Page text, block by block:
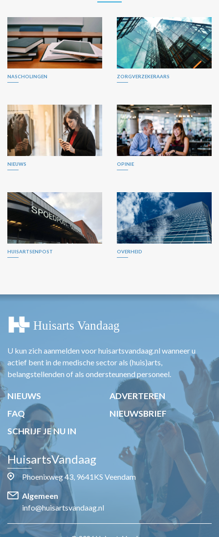
NASCHOLINGEN ZORGVERZEKERAARS
NIEUWS OPINIE
HUISARTSENPOST OVERHEID
U kun zich aanmelden voor huisartsvandaag.nl wanneer u
actief bent in de medische sector als (huis)arts,
belangstellenden of als ondersteunend personeel.
NIEUWS
ADVERTEREN
FAQ
NIEUWSBRIEF
SCHRIJF JE NU IN
HuisartsVandaag
Phoenixweg 43, 9641KS Veendam
Algemeen
info@huisartsvandaag.nl